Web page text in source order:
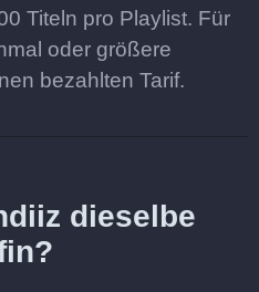
Titeln pro Playlist. Für
oder größere
bezahlten Tarif.
dieselbe